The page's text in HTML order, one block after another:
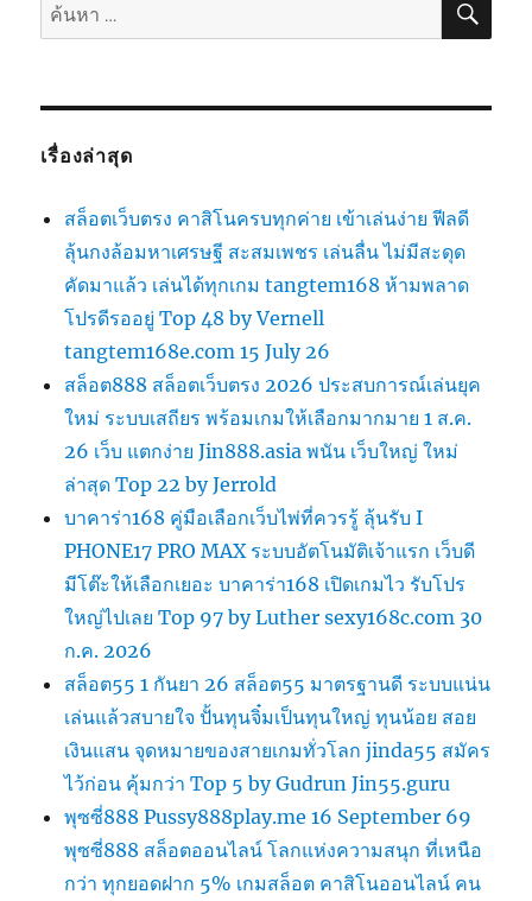
ค้นหา:
เรื่องล่าสุด
สล็อตเว็บตรง คาสิโนครบทุกค่าย เข้าเล่นง่าย ฟีลดี
ลุ้นกงล้อมหาเศรษฐี สะสมเพชร เล่นลื่น ไม่มีสะดุด
คัดมาแล้ว เล่นได้ทุกเกม tangtem168 ห้ามพลาด
โปรดีรออยู่ Top 48 by Vernell
tangtem168e.com 15 July 26
สล็อต888 สล็อตเว็บตรง 2026 ประสบการณ์เล่นยุค
ใหม่ ระบบเสถียร พร้อมเกมให้เลือกมากมาย 1 ส.ค.
26 เว็บ แตกง่าย Jin888.asia พนัน เว็บใหญ่ ใหม่
ล่าสุด Top 22 by Jerrold
บาคาร่า168 คู่มือเลือกเว็บไพ่ที่ควรรู้ ลุ้นรับ I
PHONE17 PRO MAX ระบบอัตโนมัติเจ้าแรก เว็บดี
มีโต๊ะให้เลือกเยอะ บาคาร่า168 เปิดเกมไว รับโปร
ใหญ่ไปเลย Top 97 by Luther sexy168c.com 30
ก.ค. 2026
สล็อต55 1 กันยา 26 สล็อต55 มาตรฐานดี ระบบแน่น
เล่นแล้วสบายใจ ปั้นทุนจิ๋มเป็นทุนใหญ่ ทุนน้อย สอย
เงินแสน จุดหมายของสายเกมทั่วโลก jinda55 สมัคร
ไว้ก่อน คุ้มกว่า Top 5 by Gudrun Jin55.guru
พุซซี่888 Pussy888play.me 16 September 69
พุซซี่888 สล็อตออนไลน์ โลกแห่งความสนุก ที่เหนือ
กว่า ทุกยอดฝาก 5% เกมสล็อต คาสิโนออนไลน์ คน